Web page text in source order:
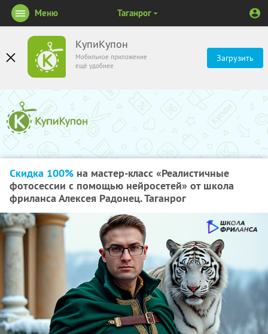
КупиКупон
Мобильное приложение
ещё удобнее
Загрузить
Меню Таганрог
Скидка 100% на мастер-класс «Реалистичные
фотосессии с помощью нейросетей» от школа
фриланса Алексея Радонец. Таганрог